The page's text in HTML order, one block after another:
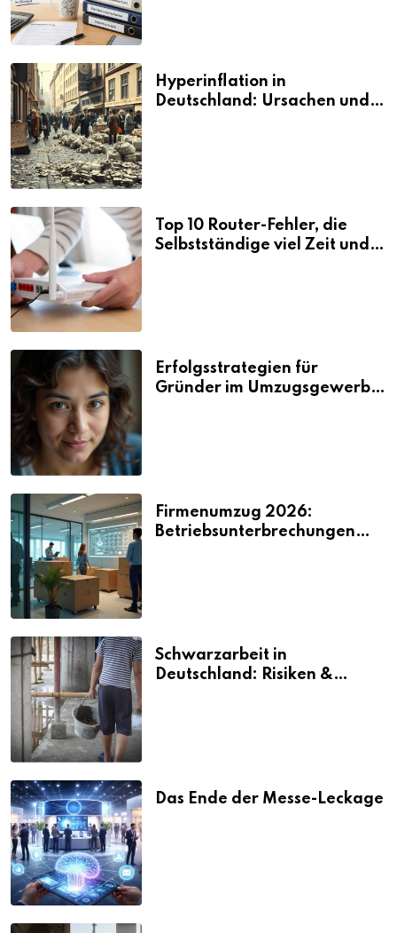
Hyperinflation in
Deutschland: Ursachen und
Top 10 Router-Fehler, die
Selbstständige viel Zeit und
Erfolgsstrategien für
Gründer im Umzugsgewerbe
Firmenumzug 2026:
Betriebsunterbrechungen
Schwarzarbeit in
Deutschland: Risiken &
Das Ende der Messe-Leckage